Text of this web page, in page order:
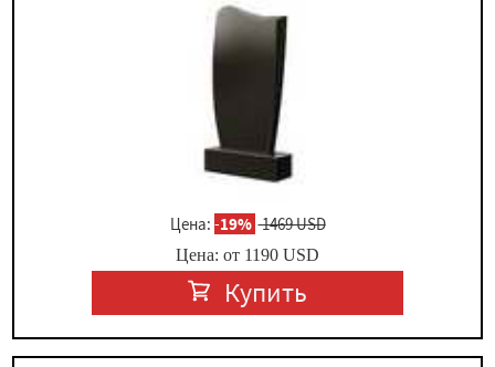
Цена: -19% 1469 USD
Цена: от 1190 USD
Купить